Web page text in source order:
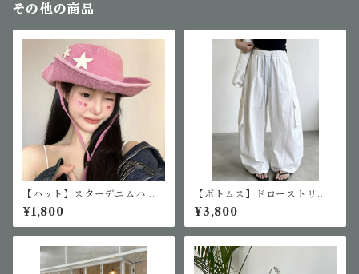
その他の商品
【ハット】スターデニムハッ
ト
¥1,800
【ボトムス】ドローストリン
グカーゴパンツ
¥3,800